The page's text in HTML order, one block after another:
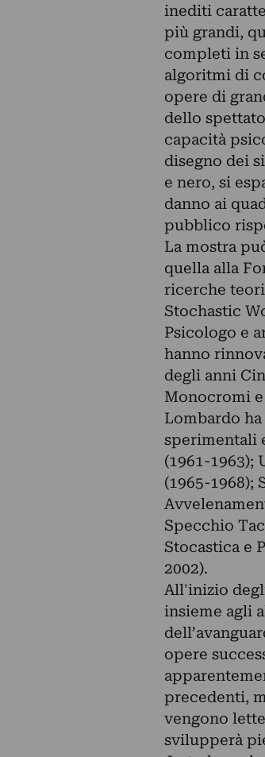
inediti
più grandi,
completi in
algoritmi di
opere di
dello
capacità
disegno dei
e nero, si
danno ai
pubblico
La mostra
quella alla
ricerche
Stochastic
Psicologo e
hanno
degli anni
Monocromi
Lombardo
sperimentali
(1961-
(1965-1968);
Specchio
Stocastica e
2002).
All'inizio
insieme agli
opere
precedenti,
vengono
svilupperà